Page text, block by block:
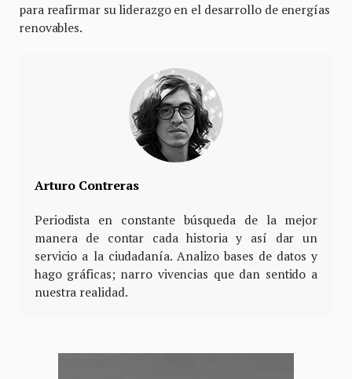
para reafirmar su liderazgo en el desarrollo de energías
renovables.
Arturo Contreras
Periodista en constante búsqueda de la mejor
manera de contar cada historia y así dar un
servicio a la ciudadanía. Analizo bases de datos y
hago gráficas; narro vivencias que dan sentido a
nuestra realidad.